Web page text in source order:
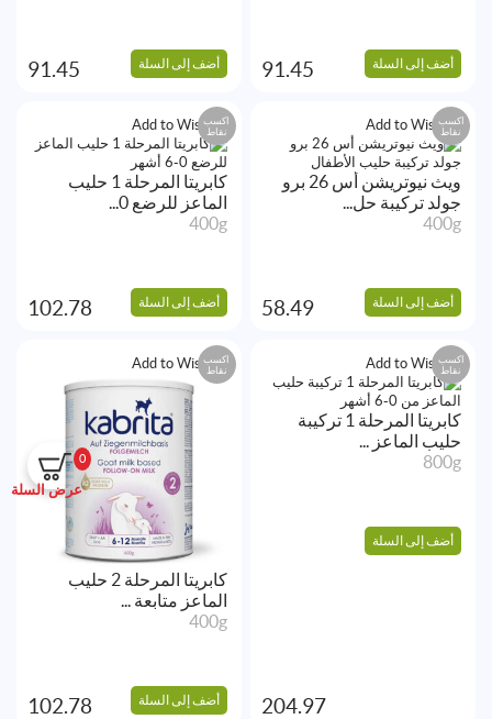
0
عرض السلة
أضف إلى السلة 91.45 أضف إلى السلة 91.45
Add to Wishlist
اكسب
نقاط
ويث نيوتريشن أس 26 برو
جولد تركيبة حل...
400g
أضف إلى السلة 58.49
Add to Wishlist
اكسب
نقاط
كابريتا المرحلة 1 حليب
الماعز للرضع 0...
400g
أضف إلى السلة 102.78
Add to Wishlist
اكسب
نقاط
كابريتا المرحلة 1 تركيبة
حليب الماعز ...
800g
أضف إلى السلة
204.97
Add to Wishlist
اكسب
نقاط
كابريتا المرحلة 2 حليب
الماعز متابعة ...
400g
أضف إلى السلة 102.78